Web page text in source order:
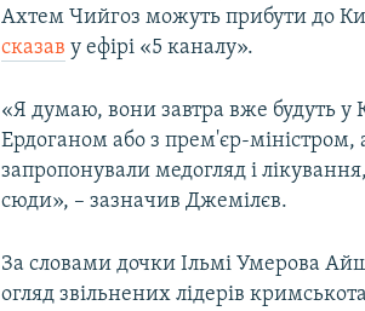
Ахтем Чийгоз можуть прибути до
сказав у ефірі «5 каналу».
«Я думаю, вони завтра вже будуть у
Ердоганом або з прем'єр-
запропонували медогляд і
сюди», – зазначив Джемілєв.
За словами дочки Ільмі Умерова
огляд звільнених лідерів